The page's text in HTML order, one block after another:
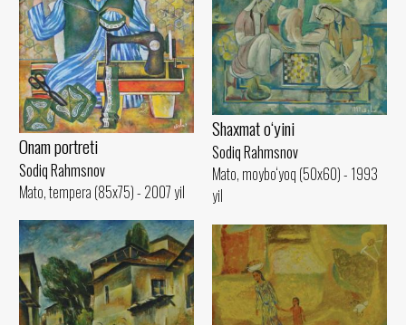
Onam portreti
Sodiq Rahmsnov
Mato, tempera (85x75) - 2007 yil
Shaxmat o‘yini
Sodiq Rahmsnov
Mato, moybo‘yoq (50x60) - 1993
yil